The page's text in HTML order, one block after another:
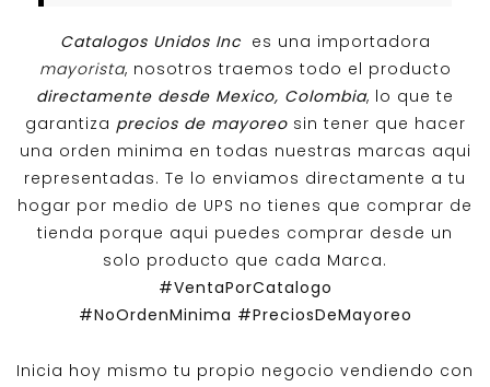
Catalogos Unidos Inc es una importadora
mayorista, nosotros traemos todo el producto
directamente desde Mexico, Colombia, lo que te
garantiza precios de mayoreosin tener que hacer
una orden minima en todas nuestras marcas aqui
representadas. Te lo enviamos directamente a tu
hogar por medio de UPS no tienes que comprar de
tienda porque aqui puedes comprar desde un
solo producto que cada Marca.
#VentaPorCatalogo
#NoOrdenMinima #PreciosDeMayoreo
Inicia hoy mismo tu propio negocio vendiendo con